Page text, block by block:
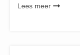
Lees meer